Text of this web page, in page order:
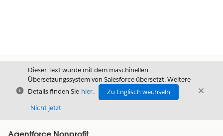
Schließen
Dieser Text wurde mit dem maschinellen
Übersetzungssystem von Salesforce übersetzt. Weitere
Details finden Sie hier.
Zu Englisch wechseln
Nicht jetzt